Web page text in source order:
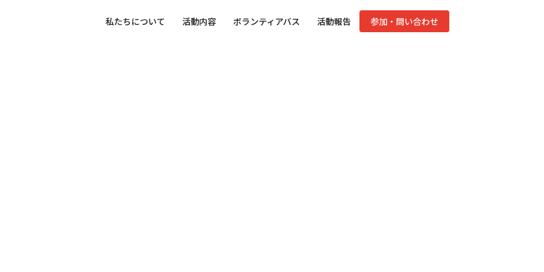
私たちについて 活動内容 ボランティアバス 活動報告 参加・問い合わせ